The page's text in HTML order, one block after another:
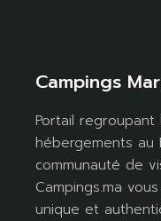
Campings
Portail
hébergements au
communauté de
Campings.ma
unique et